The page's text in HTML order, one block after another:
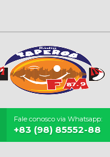
Fale conosco via Whatsapp:
+83 (98) 85552-88